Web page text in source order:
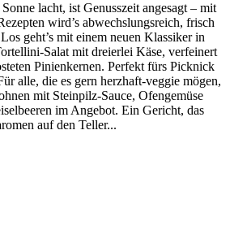
lacht, ist Genusszeit angesagt – mit
wird’s abwechslungsreich, frisch
geht’s mit einem neuen Klassiker in
Salat mit dreierlei Käse, verfeinert
Pinienkernen. Perfekt fürs Picknick
alle, die es gern herzhaft-veggie mögen,
mit Steinpilz-Sauce, Ofengemüse
im Angebot. Ein Gericht, das
auf den Teller...